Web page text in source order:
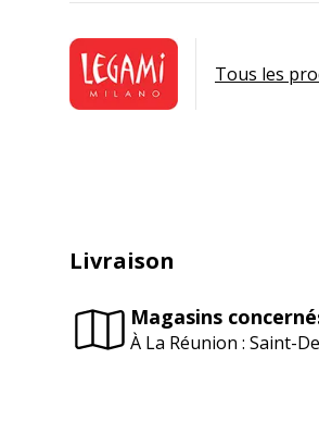
Tous les
Livraison
Magasins
À La Réunion : Saint-